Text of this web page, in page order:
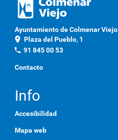
Ayuntamiento de Colmenar Viejo
location_on Plaza del Pueblo, 1
phone 91 845 00 53
Contacto
Info
Accesibilidad
Mapa web